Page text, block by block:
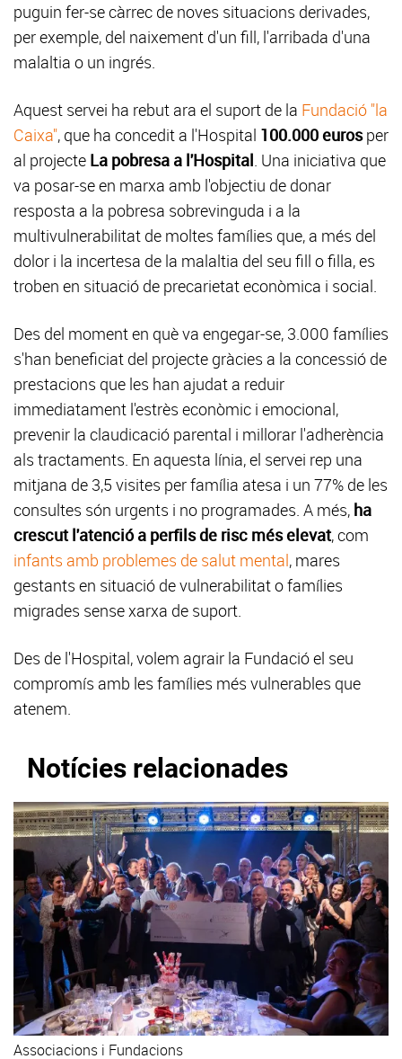
puguin fer-se càrrec de noves situacions derivades,
per exemple, del naixement d'un fill, l'arribada d'una
malaltia o un ingrés.
Aquest servei ha rebut ara el suport de la Fundació "la
Caixa", que ha concedit a l'Hospital 100.000 eurosper
al projecte La pobresa a l'Hospital. Una iniciativa que
va posar-se en marxa amb l'objectiu de donar
resposta a la pobresa sobrevinguda i a la
multivulnerabilitat de moltes famílies que, a més del
dolor i la incertesa de la malaltia del seu fill o filla, es
troben en situació de precarietat econòmica i social.
Des del moment en què va engegar-se, 3.000 famílies
s'han beneficiat del projecte gràcies a la concessió de
prestacions que les han ajudat a reduir
immediatament l'estrès econòmic i emocional,
prevenir la claudicació parental i millorar l'adherència
als tractaments. En aquesta línia, el servei rep una
mitjana de 3,5 visites per família atesa i un 77% de les
consultes són urgents i no programades. A més, ha
crescut l'atenció a perfils de risc més elevat, com
infants amb problemes de salut mental, mares
gestants en situació de vulnerabilitat o famílies
migrades sense xarxa de suport.
Des de l'Hospital, volem agrair la Fundació el seu
compromís amb les famílies més vulnerables que
atenem.
Notícies relacionades
Associacions i Fundacions